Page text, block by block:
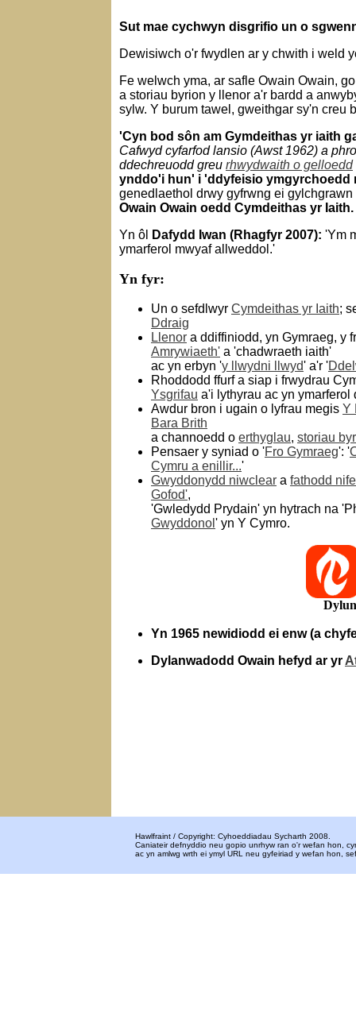
Sut mae cychwyn disgrifio un o
Dewisiwch o'r fwydlen ar y chwith i weld
Fe welwch yma, ar safle Owain Owain,
a storiau byrion y llenor a'r bardd a
sylw. Y burum tawel, gweithgar sy'n creu
'Cyn bod sôn am Gymdeithas yr iaith
Cafwyd cyfarfod lansio (Awst 1962) a
ddechreuodd greu rhwydwaith o gelloedd
ynddo'i hun' i 'ddyfeisio ymgyrchoedd
genedlaethol drwy gyfrwng ei
Owain Owain oedd Cymdeithas yr Iaith.
Yn ôl
Dafydd Iwan (Rhagfyr 2007): 'Ym
ymarferol mwyaf allweddol.'
Yn fyr:
Un o sefdlwyr Cymdeithas yr Iaith;
Ddraig
Llenor a ddiffiniodd, yn Gymraeg, y
Amrywiaeth' a 'chadwraeth iaith'
ac yn erbyn 'y llwydni llwyd' a'r '
Rhoddodd ffurf a siap i frwydrau
Ysgrifau a'i lythyrau ac yn
Awdur bron i ugain o lyfrau megis Y
Bara Brith
a channoedd o erthyglau, storiau
Pensaer y syniad o 'Fro Gymraeg': '
Cymru a enillir...'
Gwyddonydd niwclear a fathodd
Gofod',
'Gwledydd Prydain' yn hytrach na
Gwyddonol ' yn Y Cymro.
Yn 1965 newidiodd ei enw (a
Dylanwadodd Owain hefyd ar yr
Hawlfraint / Copyright: Cyhoeddiadau Sycharth 2008.
Caniateir defnyddio neu gopio unrhyw ran o'r wefan hon,
ac yn amlwg wrth ei ymyl URL neu gyfeiriad y wefan hon,